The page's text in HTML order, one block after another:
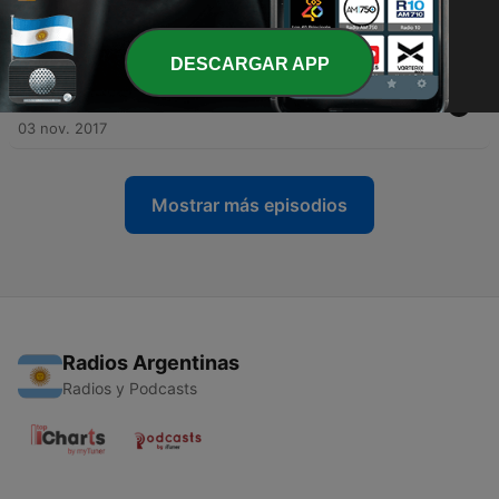
12 - Ragù di Scienza 5 – Il fallimento dell’Astrofisica
11 nov. 2017
11 - Ragù di Scienza 4 – Carri Armati Bioluminescenti
Volanti
03 nov. 2017
Mostrar más episodios
Radios Argentinas
Radios y Podcasts
DESCARGAR APP